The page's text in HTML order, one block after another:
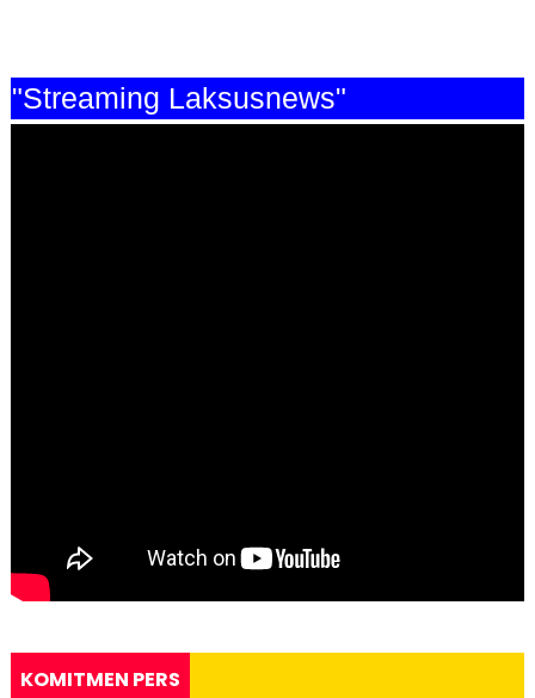
"Streaming Laksusnews"
KOMITMEN PERS